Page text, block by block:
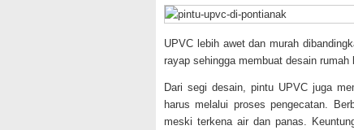
UPVC lebih awet dan murah
rayap sehingga membuat desain
Dari segi desain, pintu UPVC juga
harus melalui proses pengecatan.
meski terkena air dan panas.